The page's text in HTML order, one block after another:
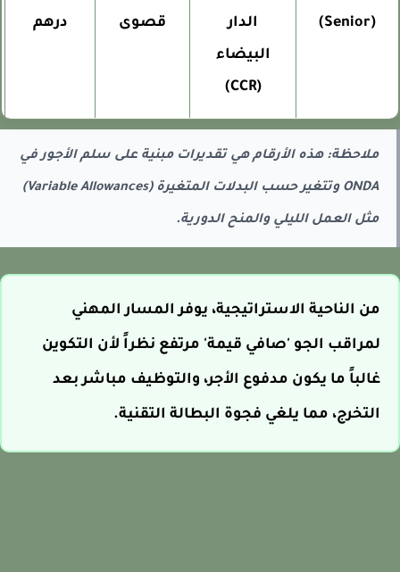
الدار
البيضاء
قصوى
درهم
ملاحظة: هذه الأرقام هي تقديرات مبنية على سلم الأجور في
ONDA وتتغير حسب البدلات المتغيرة (Variable Allowances)
مثل العمل الليلي والمنح الدورية.
من الناحية الاستراتيجية، يوفر المسار المهني
لمراقب الجو 'صافي قيمة' مرتفع نظراً لأن التكوين
غالباً ما يكون مدفوع الأجر، والتوظيف مباشر بعد
التخرج، مما يلغي فجوة البطالة التقنية.